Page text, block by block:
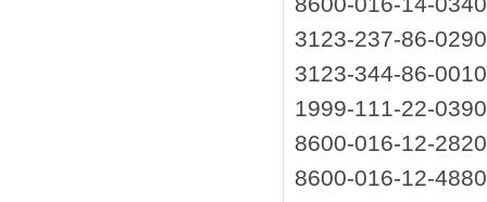
3123-237-86-
3123-344-86-
1999-111-22-
8600-016-12-
8600-016-12-